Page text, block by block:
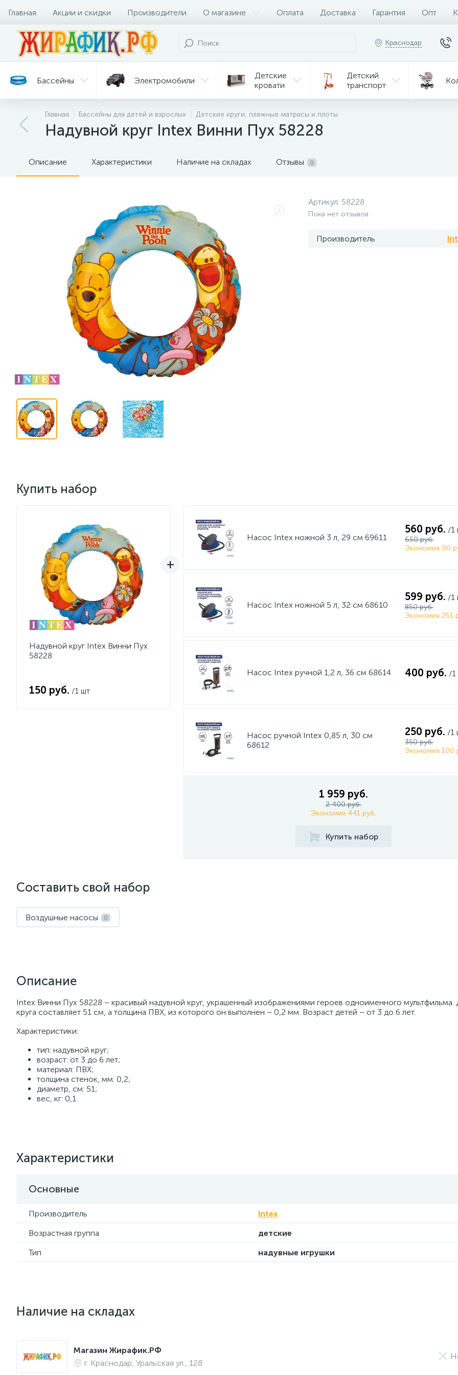
Главная Акции и скидки Производители О магазине Оплата Доставка Гарантия Опт
Краснодар
Бассейны Электромобили
Детские
кровати
Детский
транспорт
Батуты Велосипеды Мебель Игрушки
и уход
горки
для кормления
Главная Бассейны для детей и взрослых Детские круги, пляжные матрасы и плоты
Надувной круг Intex Винни Пух 58228
Описание Характеристики Наличие на складах Отзывы 0
Артикул: 58228
Пока нет отзывов
Производитель
Купить набор
Надувной круг Intex Винни Пух
58228
150 руб. /1 шт
Насос Intex ножной 3 л, 29 см 69611
560 руб. /1
650 руб.
Экономия 90
Насос Intex ножной 5 л, 32 см 68610
599 руб. /1
850 руб.
Экономия 251
Насос Intex ручной 1,2 л, 36 см 68614 400 руб. /1
Насос ручной Intex 0,85 л, 30 см
68612
250 руб. /1
350 руб.
Экономия 100
1 959 руб.
2 400 руб.
Экономия 441 руб.
Купить набор
Составить свой набор
Воздушные насосы 0
Описание
Intex Винни Пух 58228 – красивый надувной круг, украшенный изображениями героев одноименного мультфильма.
круга составляет 51 см, а толщина ПВХ, из которого он выполнен – 0,2 мм. Возраст детей – от 3 до 6 лет.
Характеристики:
тип: надувной круг;
возраст: от 3 до 6 лет;
материал: ПВХ;
толщина стенок, мм: 0,2;
диаметр, см: 51;
вес, кг: 0,1.
Характеристики
Основные
Производитель
Intex
Возрастная группа
детские
Тип
надувные игрушки
Наличие на складах
Магазин Жирафик.РФ
г. Краснодар, Уральская ул., 128